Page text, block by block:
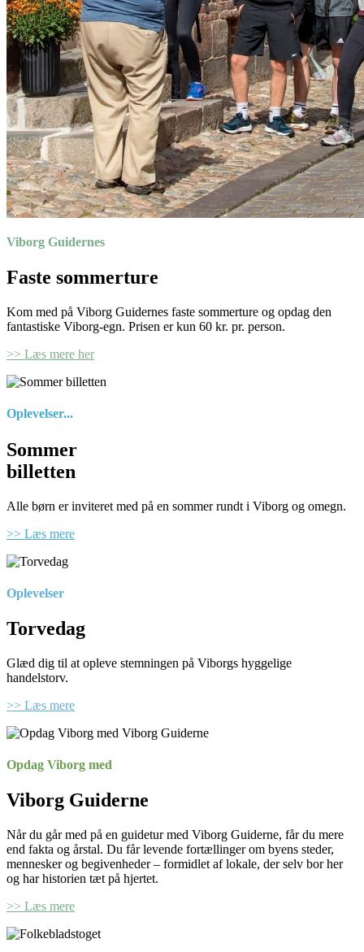
Viborg Guidernes
Faste sommerture
Kom med på Viborg Guidernes faste sommerture og opdag den
fantastiske Viborg-egn. Prisen er kun 60 kr. pr. person.
>> Læs mere her
Oplevelser...
Sommer
billetten
Alle børn er inviteret med på en sommer rundt i Viborg og omegn.
>> Læs mere
Oplevelser
Torvedag
Glæd dig til at opleve stemningen på Viborgs hyggelige
handelstorv.
>> Læs mere
Opdag Viborg med
Viborg Guiderne
Når du går med på en guidetur med Viborg Guiderne, får du mere
end fakta og årstal. Du får levende fortællinger om byens steder,
mennesker og begivenheder – formidlet af lokale, der selv bor her
og har historien tæt på hjertet.
>> Læs mere